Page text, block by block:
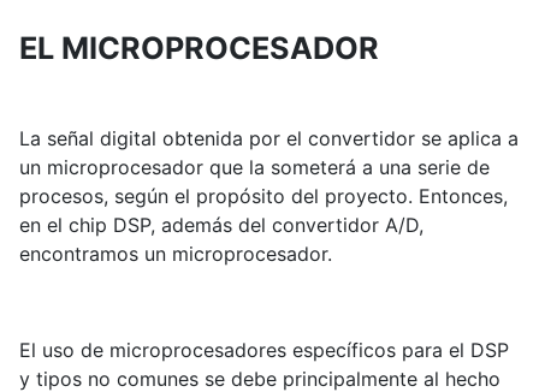
EL MICROPROCESADOR
La señal digital obtenida por el convertidor se aplica a
un microprocesador que la someterá a una serie de
procesos, según el propósito del proyecto. Entonces,
en el chip DSP, además del convertidor A/D,
encontramos un microprocesador.
El uso de microprocesadores específicos para el DSP
y tipos no comunes se debe principalmente al hecho